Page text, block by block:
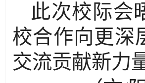
此次校际会
校合作向更深
交流贡献新力